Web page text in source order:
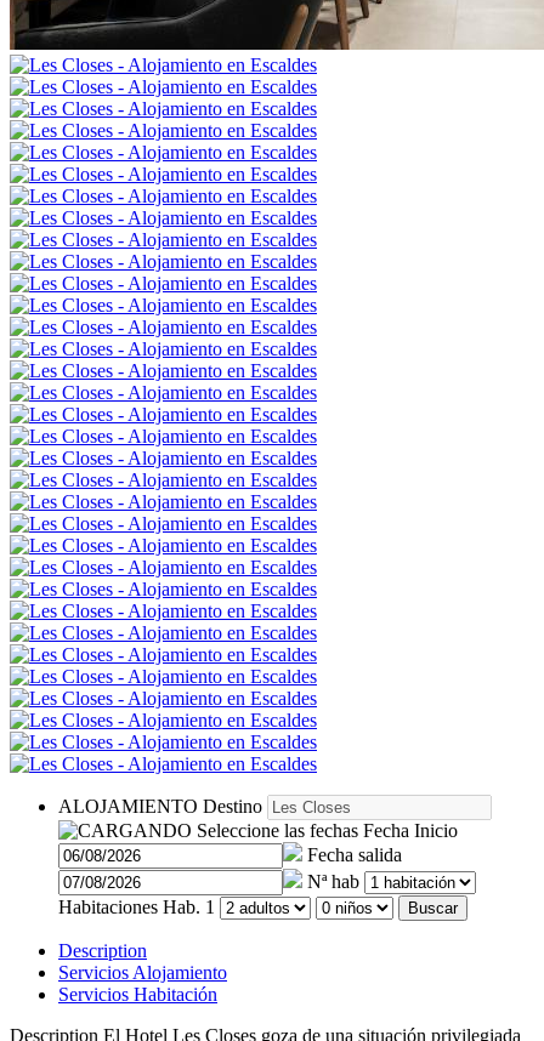
ALOJAMIENTO Destino
Seleccione las fechas Fecha Inicio
Fecha salida
Nª hab
Habitaciones Hab. 1 Buscar
Description
Servicios Alojamiento
Servicios Habitación
Description El Hotel Les Closes goza de una situación privilegiada